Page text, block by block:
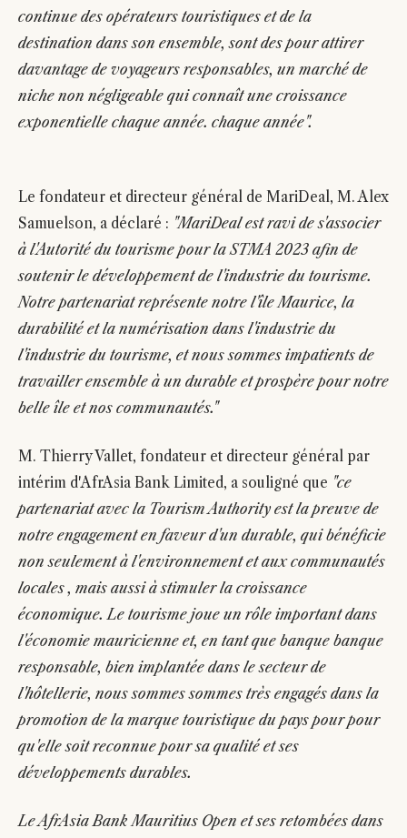
continue des opérateurs touristiques et de la
destination dans son ensemble, sont des pour attirer
davantage de voyageurs responsables, un marché de
niche non négligeable qui connaît une croissance
exponentielle chaque année. chaque année".
Le fondateur et directeur général de MariDeal, M. Alex
Samuelson, a déclaré : "MariDeal est ravi de s'associer
à l'Autorité du tourisme pour la STMA 2023 afin de
soutenir le développement de l'industrie du tourisme.
Notre partenariat représente notre l'île Maurice, la
durabilité et la numérisation dans l'industrie du
l'industrie du tourisme, et nous sommes impatients de
travailler ensemble à un durable et prospère pour notre
belle île et nos communautés."
M. Thierry Vallet, fondateur et directeur général par
intérim d'AfrAsia Bank Limited, a souligné que "ce
partenariat avec la Tourism Authority est la preuve de
notre engagement en faveur d'un durable, qui bénéficie
non seulement à l'environnement et aux communautés
locales , mais aussi à stimuler la croissance
économique. Le tourisme joue un rôle important dans
l'économie mauricienne et, en tant que banque banque
responsable, bien implantée dans le secteur de
l'hôtellerie, nous sommes sommes très engagés dans la
promotion de la marque touristique du pays pour pour
qu'elle soit reconnue pour sa qualité et ses
développements durables.
Le AfrAsia Bank Mauritius Open et ses retombées dans